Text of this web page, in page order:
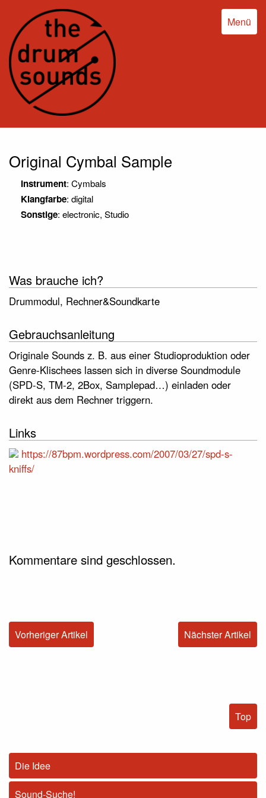
Menü
Original Cymbal Sample
Instrument: Cymbals
Klangfarbe: digital
Sonstige: electronic, Studio
Was brauche ich?
Drummodul, Rechner&Soundkarte
Gebrauchsanleitung
Originale Sounds z. B. aus einer Studioproduktion oder
Genre-Klischees lassen sich in diverse Soundmodule
(SPD-S, TM-2, 2Box, Samplepad…) einladen oder
direkt aus dem Rechner triggern.
Links
https://87bpm.wordpress.com/2007/03/27/spd-s-
kniffs/
Kommentare sind geschlossen.
Nächster Artikel
Vorheriger Artikel
Top
Die Idee
Sound-Suche!